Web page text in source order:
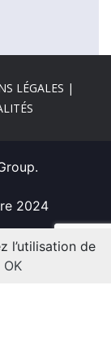
LÉGALES
2024
l’utilisation de
OK